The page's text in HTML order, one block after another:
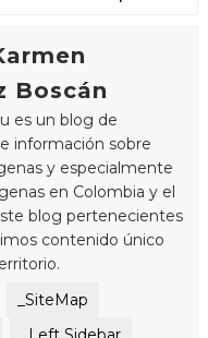
Boscán
es un blog de
información sobre
y especialmente
en Colombia y el
blog pertenecientes
contenido único
_SiteMap